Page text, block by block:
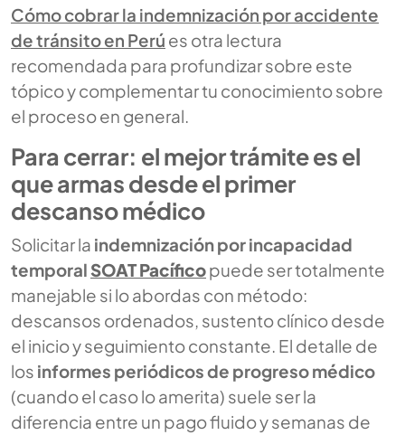
Cómo cobrar la indemnización por accidente
de tránsito en Perú es otra lectura
recomendada para profundizar sobre este
tópico y complementar tu conocimiento sobre
el proceso en general.
Para cerrar: el mejor trámite es el
que armas desde el primer
descanso médico
Solicitar la indemnización por incapacidad
temporalSOAT Pacíficopuede ser totalmente
manejable si lo abordas con método:
descansos ordenados, sustento clínico desde
el inicio y seguimiento constante. El detalle de
los informes periódicos de progreso médico
(cuando el caso lo amerita) suele ser la
diferencia entre un pago fluido y semanas de